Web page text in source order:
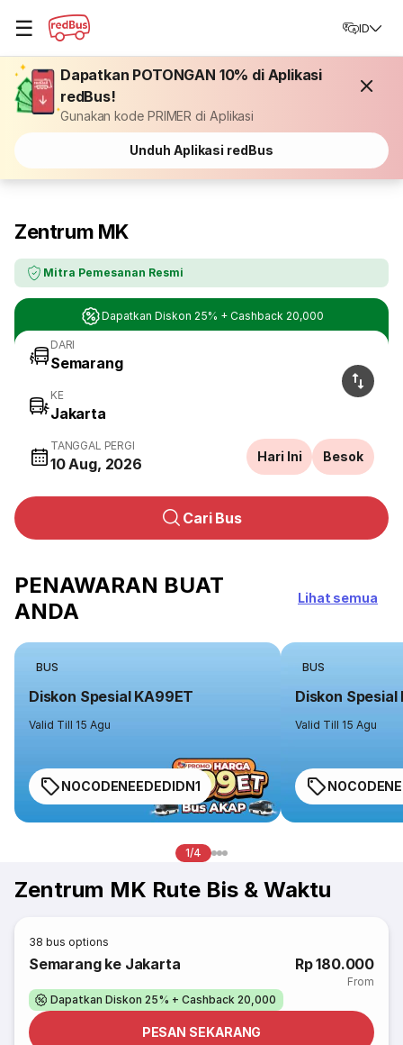
☰ ID
Dapatkan POTONGAN 10% di Aplikasi
redBus!
Gunakan kode PRIMER di Aplikasi
Unduh Aplikasi redBus
Zentrum MK
Mitra Pemesanan Resmi
Dapatkan Diskon 25% + Cashback 20,000
DARI
KE
TANGGAL PERGI
10 Aug, 2026 Hari Ini Besok
Cari Bus
PENAWARAN BUAT
ANDA
Lihat semua
BUS
Diskon Spesial KA99ET
Valid Till 15 Agu
NOCODENEEDEDIDN1
BUS
Diskon Spesial
Valid Till 15 Agu
1/4
Zentrum MK Rute Bis & Waktu
38 bus options
Semarang ke Jakarta Rp 180.000
From
Dapatkan Diskon 25% + Cashback 20,000
PESAN SEKARANG